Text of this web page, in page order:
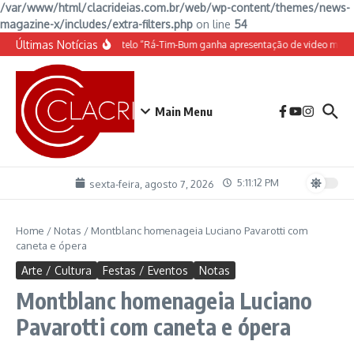
/var/www/html/clacrideias.com.br/web/wp-content/themes/news-
magazine-x/includes/extra-filters.php on line 54
Ir para o conteúdo
Últimas Notícias
O espetáculo do Castelo “Rá-Tim-Bum ganha apresentação de video
Main Menu
sexta-feira, agosto 7, 2026 5:11:13 PM
Home / Notas / Montblanc homenageia Luciano Pavarotti com
caneta e ópera
Arte / Cultura Festas / Eventos Notas
Montblanc homenageia Luciano
Pavarotti com caneta e ópera